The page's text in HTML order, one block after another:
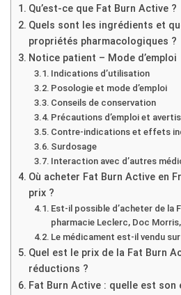
Qu’est-ce que Fat Burn Active ?
Quels sont les ingrédients et
propriétés pharmacologiques ?
Notice patient – Mode d’emploi
Indications d’utilisation
Posologie et mode d’emploi
Conseils de conservation
Précautions d’emploi et
Contre-indications et effets
Surdosage
Interaction avec d’autres
Où acheter Fat Burn Active en
prix ?
Est-il possible d’acheter de la
pharmacie Leclerc, Doc
Le médicament est-il vendu
Quel est le prix de la Fat Burn
réductions ?
Fat Burn Active : quelle est son